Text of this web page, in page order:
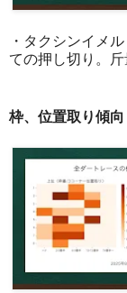
・タクシンイメ
ての押し切り。
枠、位置取り傾向